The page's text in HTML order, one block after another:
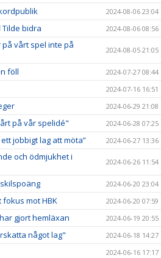
2024-08-06 23:04
bidra 2024-08-06 08:56
vårt spel inte på
2024-08-05 21:05
föll 2024-07-27 08:44
2024-07-16 16:51
2024-06-29 21:08
på vår spelidé" 2024-06-28 07:25
jobbigt lag att möta” 2024-06-27 13:36
och ödmjukhet i
2024-06-26 11:54
2024-06-20 23:04
mot HBK 2024-06-20 07:59
gjort hemläxan 2024-06-19 20:55
något lag" 2024-06-18 14:27
2024-06-16 17:17